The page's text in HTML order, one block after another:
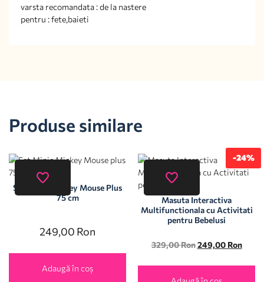
varsta recomandata : de la nastere
pentru : fete,baieti
Produse similare
Set Minie Mickey Mouse Plus
75 cm
249,00 Ron
Adaugă în coș
-24%
Masuta Interactiva
Multifunctionala cu Activitati
pentru Bebelusi
329,00Ron 249,00 Ron